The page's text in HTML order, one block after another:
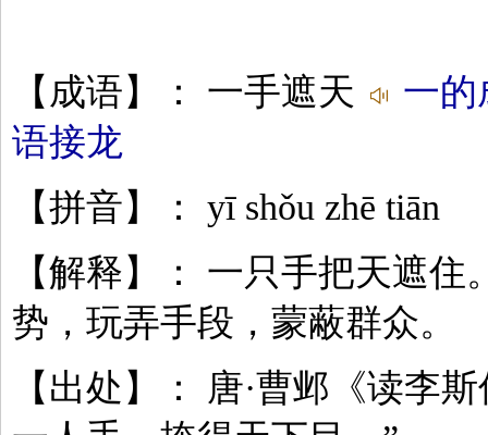
【成语】： 一手遮天
一的
语接龙
【拼音】： yī shǒu zhē tiān
【解释】： 一只手把天遮住
势，玩弄手段，蒙蔽群众。
【出处】： 唐·曹邺《读李